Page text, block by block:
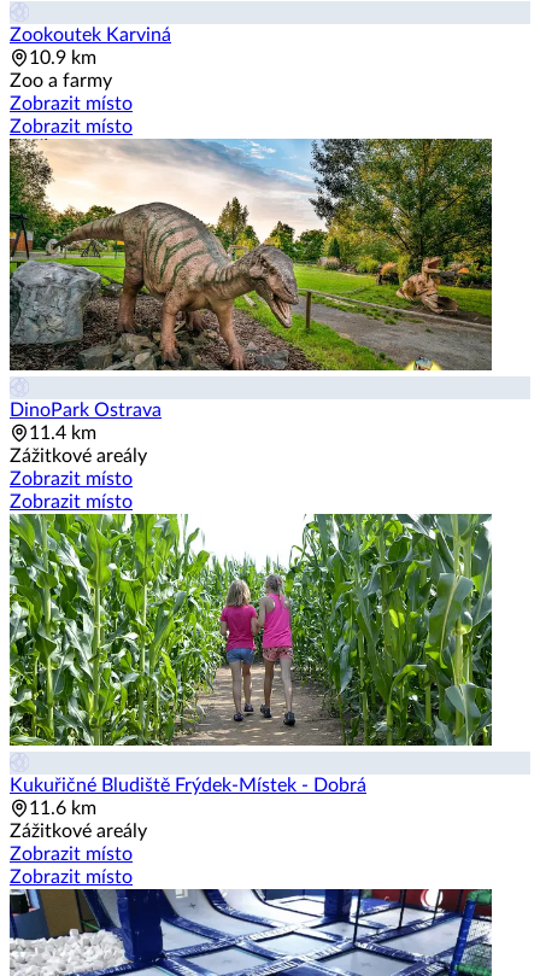
Zookoutek Karviná
10.9 km
Zoo a farmy
Zobrazit místo
Zobrazit místo
DinoPark Ostrava
11.4 km
Zážitkové areály
Zobrazit místo
Zobrazit místo
Kukuřičné Bludiště Frýdek-Místek - Dobrá
11.6 km
Zážitkové areály
Zobrazit místo
Zobrazit místo